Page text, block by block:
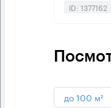
ID: 1377162
до 100 м²